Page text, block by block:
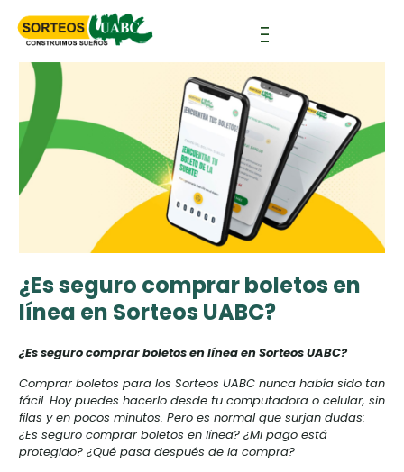
¿Es seguro comprar boletos en
línea en Sorteos UABC?
¿Es seguro comprar boletos en línea en Sorteos UABC?
Comprar boletos para los Sorteos UABC nunca había sido tan
fácil. Hoy puedes hacerlo desde tu computadora o celular, sin
filas y en pocos minutos. Pero es normal que surjan dudas:
¿Es seguro comprar boletos en línea? ¿Mi pago está
protegido? ¿Qué pasa después de la compra?